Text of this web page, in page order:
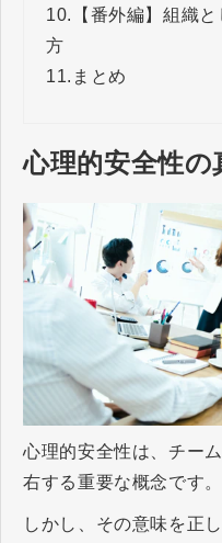
10.
【番外編】組織
方
11. まとめ
心理的安全性の
心理的安全性は、チー
右する重要な概念です。
しかし、その意味を正